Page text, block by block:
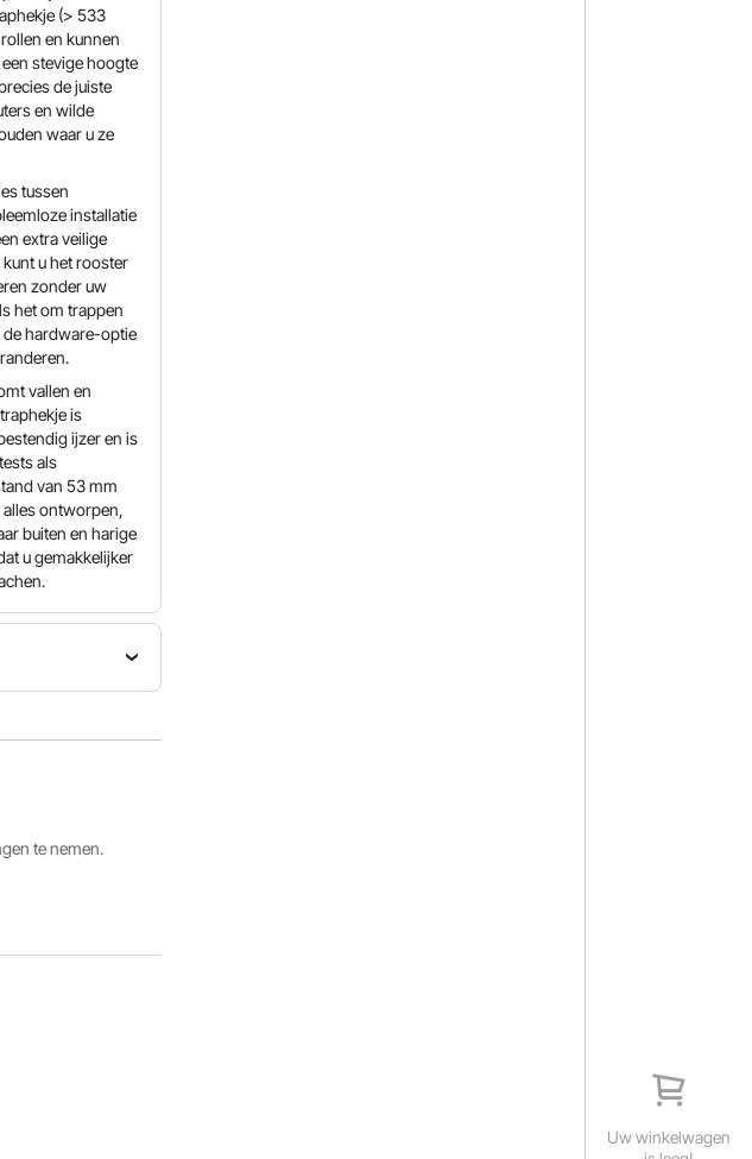
Uw winkelwagen
(> 533
en kunnen
stevige hoogte
de juiste
en wilde
waar u ze
tussen
installatie
extra veilige
u het rooster
zonder uw
het om trappen
hardware-optie
vallen en
is
ijzer en is
als
van 53 mm
alles ontworpen,
buiten en harige
u gemakkelijker
Hoek
coat) +
te nemen.